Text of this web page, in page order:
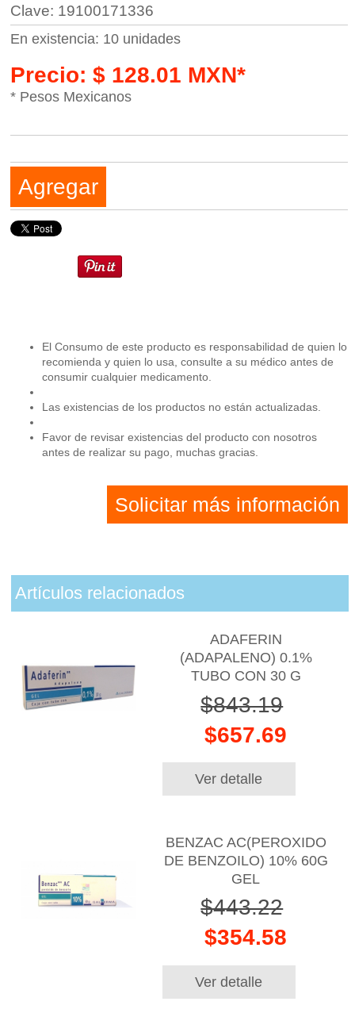
Clave: 19100171336
En existencia: 10 unidades
Precio: $ 128.01 MXN*
* Pesos Mexicanos
Agregar
El Consumo de este producto es responsabilidad de quien lo
recomienda y quien lo usa, consulte a su médico antes de
consumir cualquier medicamento.
Las existencias de los productos no están actualizadas.
Favor de revisar existencias del producto con nosotros
antes de realizar su pago, muchas gracias.
Solicitar más información
Artículos relacionados
ADAFERIN
(ADAPALENO) 0.1%
TUBO CON 30 G
$843.19
$657.69
Ver detalle
BENZAC AC(PEROXIDO
DE BENZOILO) 10% 60G
GEL
$443.22
$354.58
Ver detalle